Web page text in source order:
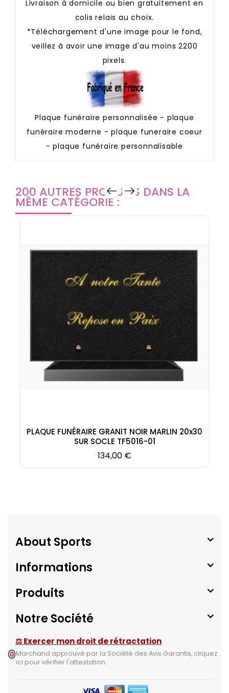
Livraison à domicile ou bien gratuitement en
colis relais au choix.
*Téléchargement d'une image pour le fond,
veillez à avoir une image d'au moins 2200
pixels.
Plaque funéraire personnalisée - plaque
funéraire moderne - plaque funeraire coeur
- plaque funéraire personnalisable
200 AUTRES PRODUITS DANS LA
MÊME CATÉGORIE :
PLAQUE FUNÉRAIRE GRANIT NOIR MARLIN 20x30
SUR SOCLE TF5016-01
Prix
134,00 €
About Sports
Informations
Produits
Notre Société
⚖ Exercer mon droit de rétractation
Marchand approuvé par la Société des Avis Garantis, cliquez
ici pour vérifier l'attestation.